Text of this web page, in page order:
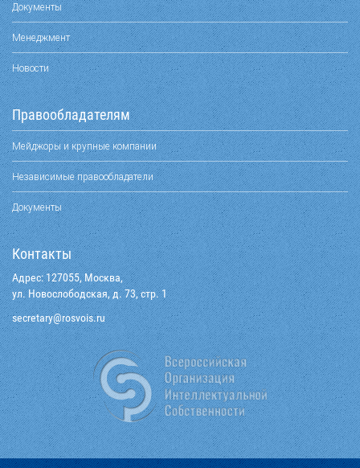
Документы
Менеджмент
Новости
Правообладателям
Мейджоры и крупные компании
Независимые правообладатели
Документы
Контакты
Адрес: 127055, Москва,
ул. Новослободская, д. 73, стр. 1
ur.siovsor
@yraterces